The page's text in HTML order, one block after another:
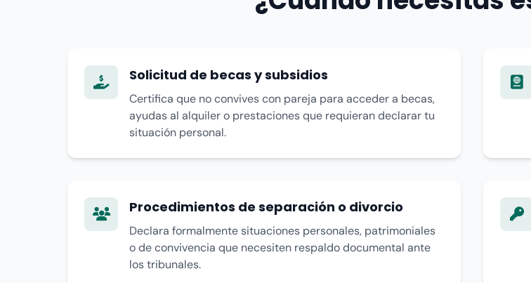
Solicitud de becas y subsidios
Certifica que no convives con pareja para acceder a becas,
ayudas al alquiler o prestaciones que requieran declarar tu
situación personal.
Procedimientos de separación o divorcio
Declara formalmente situaciones personales, patrimoniales
o de convivencia que necesiten respaldo documental ante
los tribunales.